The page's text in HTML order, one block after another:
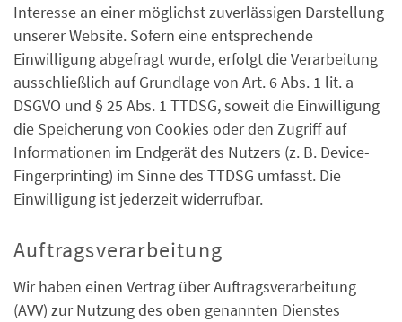
Interesse an einer möglichst zuverlässigen Darstellung
unserer Website. Sofern eine entsprechende
Einwilligung abgefragt wurde, erfolgt die Verarbeitung
ausschließlich auf Grundlage von Art. 6 Abs. 1 lit. a
DSGVO und § 25 Abs. 1 TTDSG, soweit die Einwilligung
die Speicherung von Cookies oder den Zugriff auf
Informationen im Endgerät des Nutzers (z. B. Device-
Fingerprinting) im Sinne des TTDSG umfasst. Die
Einwilligung ist jederzeit widerrufbar.
Auftragsverarbeitung
Wir haben einen Vertrag über Auftragsverarbeitung
(AVV) zur Nutzung des oben genannten Dienstes